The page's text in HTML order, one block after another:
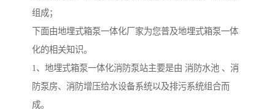
组成；
下面由地埋式箱泵一体化厂家为您普及地埋式箱泵一体
化的相关知识。
1、地埋式箱泵一体化消防泵站主要是由 消防水池 、消
防泵房、消防增压给水设备系统以及排污系统组合而
成。